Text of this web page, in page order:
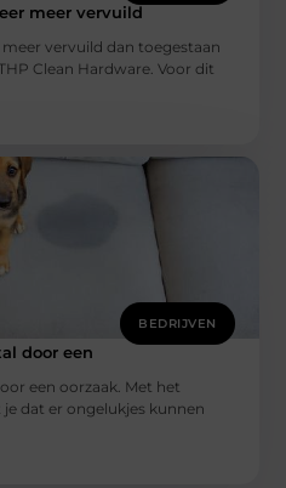
meer vervuild
vervuild dan toegestaan
Clean Hardware. Voor dit
BEDRIJVEN
door een
een oorzaak. Met het
dat er ongelukjes kunnen